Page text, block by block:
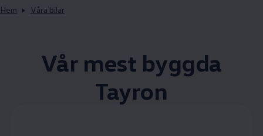
Hem Våra bilar
Vår mest byggda
Tayron